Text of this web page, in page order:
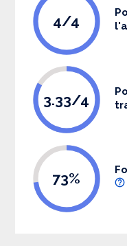
4/4
3.33/4
73%